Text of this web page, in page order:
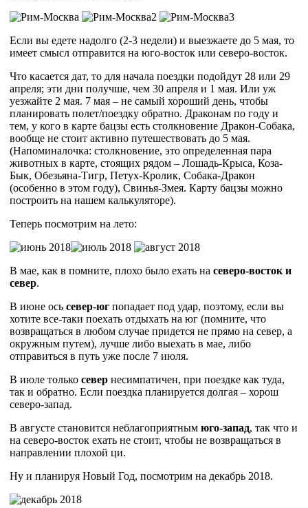
Если вы едете надолго (2-3 недели) и выезжаете до 5 мая, то
имеет смысл отправится на юго-восток или северо-восток.
Что касается дат, то для начала поездки подойдут 28 или 29
апреля; эти дни получше, чем 30 апреля и 1 мая. Или уж
уезжайте 2 мая. 7 мая – не самый хороший день, чтобы
планировать полет/поездку обратно. Драконам по году и
тем, у кого в карте бацзы есть столкновение Дракон-Собака,
вообще не стоит активно путешествовать до 5 мая.
(Напоминалочка: столкновение, это определенная пара
животных в карте, стоящих рядом – Лошадь-Крыса, Коза-
Бык, Обезьяна-Тигр, Петух-Кролик, Собака-Дракон
(особенно в этом году), Свинья-Змея. Карту бацзы можно
построить на нашем калькуляторе).
Теперь посмотрим на лето:
В мае, как в помните, плохо было ехать на северо-восток и
север.
В июне ось север-юг попадает под удар, поэтому, если вы
хотите все-таки поехать отдыхать на юг (помните, что
возвращаться в любом случае придется не прямо на север, а
окружным путем), лучше либо выехать в мае, либо
отправиться в путь уже после 7 июля.
В июле только север несимпатичен, при поездке как туда,
так и обратно. Если поездка планируется долгая – хорош
северо-запад.
В августе становится неблагоприятным юго-запад, так что и
на северо-восток ехать не стоит, чтобы не возвращаться в
направлении плохой ци.
Ну и планируя Новый Год, посмотрим на декабрь 2018.